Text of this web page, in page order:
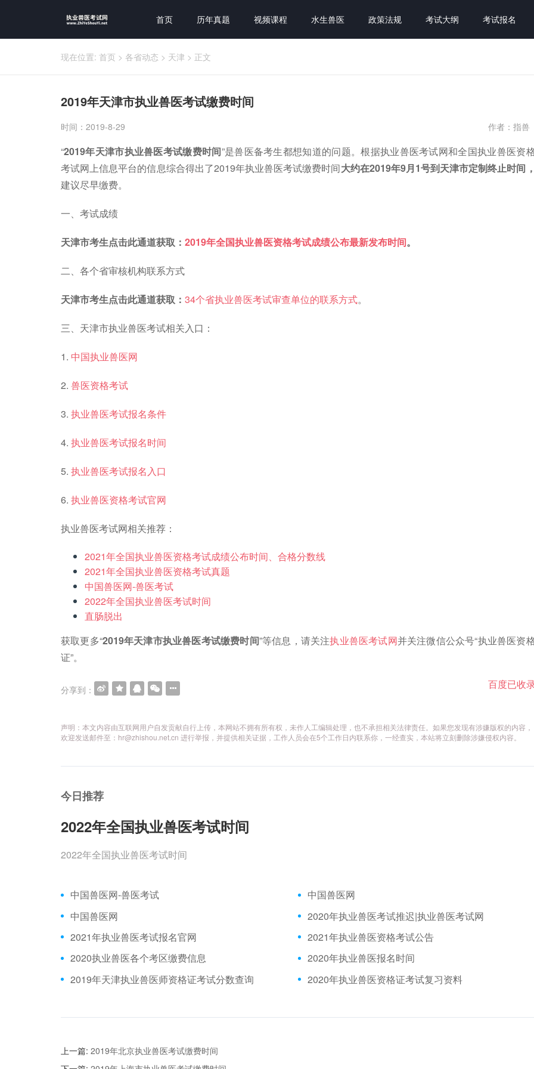
首页 历年真题 视频课程 水生兽医 政策法规 考试大纲 考试报名
现在位置: 首页 > 各省动态 > 天津 > 正文
2019年天津市执业兽医考试缴费时间
时间：2019-8-29 作者：指兽
“2019年天津市执业兽医考试缴费时间”是兽医备考生都想知道的问题。根据执业兽医考试网和全国执业兽医资
考试网上信息平台的信息综合得出了2019年执业兽医考试缴费时间大约在2019年9月1号到天津市定制终止时间
建议尽早缴费。
一、考试成绩
天津市考生点击此通道获取： 2019年全国执业兽医资格考试成绩公布最新发布时间。
二、各个省审核机构联系方式
天津市考生点击此通道获取： 34个省执业兽医考试审查单位的联系方式。
三、天津市执业兽医考试相关入口：
1. 中国执业兽医网
2. 兽医资格考试
3. 执业兽医考试报名条件
4. 执业兽医考试报名时间
5. 执业兽医考试报名入口
6. 执业兽医资格考试官网
执业兽医考试网相关推荐：
2021年全国执业兽医资格考试成绩公布时间、合格分数线
2021年全国执业兽医资格考试真题
中国兽医网-兽医考试
2022年全国执业兽医考试时间
直肠脱出
获取更多“2019年天津市执业兽医考试缴费时间”等信息，请关注执业兽医考试网并关注微信公众号“执业兽医资
证”。
百度已收
分享到：
声明：本文内容由互联网用户自发贡献自行上传，本网站不拥有所有权，未作人工编辑处理，也不承担相关法律责任。如果您发现有涉嫌版权的内容，
欢迎发送邮件至：hr@zhishou.net.cn 进行举报，并提供相关证据，工作人员会在5个工作日内联系你，一经查实，本站将立刻删除涉嫌侵权内容。
今日推荐
2022年全国执业兽医考试时间
2022年全国执业兽医考试时间
中国兽医网-兽医考试
中国兽医网
中国兽医网
2020年执业兽医考试推迟|执业兽医考试网
2021年执业兽医考试报名官网
2021年执业兽医资格考试公告
2020执业兽医各个考区缴费信息
2020年执业兽医报名时间
2019年天津执业兽医师资格证考试分数查询
2020年执业兽医资格证考试复习资料
上一篇: 2019年北京执业兽医考试缴费时间